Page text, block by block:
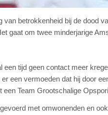
betrokkenheid bij de dood
gaat om twee minderjarige
een tijd geen contact meer
een vermoeden dat hij door
Team Grootschalige
met omwonenden en